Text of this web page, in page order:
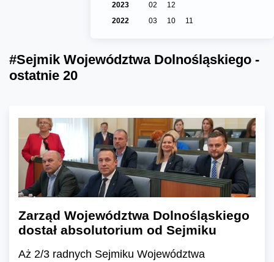
2023
02
12
2022
03 10 11
#Sejmik Województwa Dolnośląskiego -
ostatnie 20
Zarząd Województwa Dolnośląskiego
dostał absolutorium od Sejmiku
Aż 2/3 radnych Sejmiku Województwa